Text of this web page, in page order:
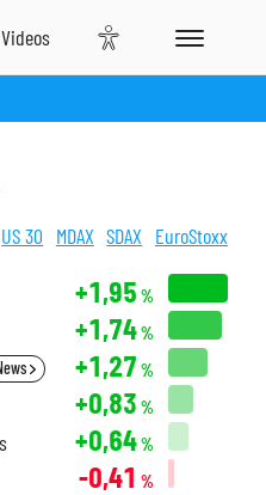
US 30 MDAX SDAX EuroStoxx
+1,95 %
+1,74%
+1,27 %
+0,83 %
+0,64%
-0,41 %